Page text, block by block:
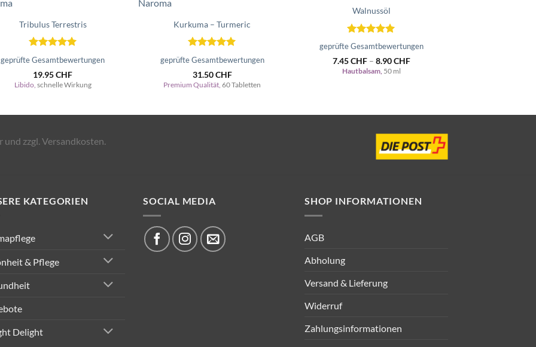
Wunschliste
hinzufügen
Tribulus Terrestris
Bewertet
mit5von
geprüfte Gesamtbewertungen
19.95CHF
Libido, schnelle Wirkung
Wunschliste
hinzufügen
Kurkuma – Turmeric
Bewertet
mit5von
5
geprüfte Gesamtbewertungen
31.50CHF
Premium Qualität, 60 Tabletten
NICHT VORRÄTIG
Walnussöl
Bewertet
mit5von
5
geprüfte Gesamtbewertungen
7.45CHF– 8.90CHF
Hautbalsam, 50 ml
zzgl. Versandkosten.
KATEGORIEN
& Pflege
Delight
SOCIAL MEDIA SHOP INFORMATIONEN
AGB
Abholung
Versand & Lieferung
Widerruf
Zahlungsinformationen